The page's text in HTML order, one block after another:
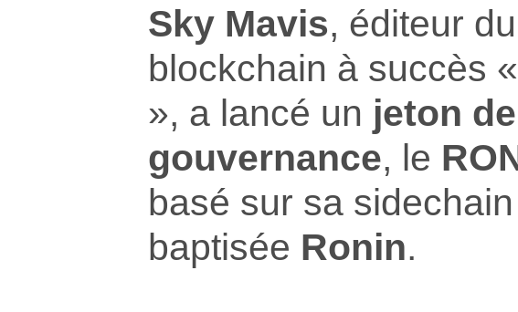
Sky Mavis, éditeur
blockchain à succès «
», a lancé un jeton de
gouvernance, le
basé sur sa
baptisée Ronin.